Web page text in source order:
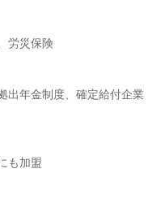
労災保険
出年金制度、確定給付企業
も加盟